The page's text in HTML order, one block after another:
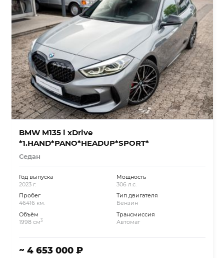
BMW M135 i xDrive
*1.HAND*PANO*HEADUP*SPORT*
Седан
Год выпуска
2023 г.
Пробег
46416 км.
Объём
1998 см3
Мощность
306 л.с.
Тип двигателя
Бензин
Трансмиссия
Автомат
~ 4 653 000 ₽